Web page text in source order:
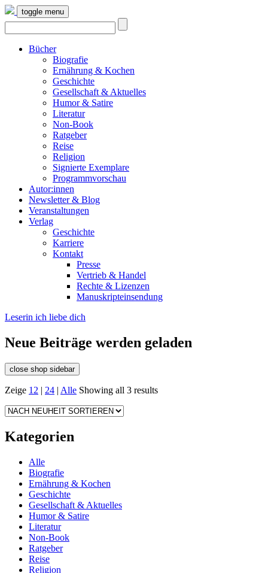
toggle menu
Bücher
Biografie
Ernährung & Kochen
Geschichte
Gesellschaft & Aktuelles
Humor & Satire
Literatur
Non-Book
Ratgeber
Reise
Religion
Signierte Exemplare
Programmvorschau
Autor:innen
Newsletter & Blog
Veranstaltungen
Verlag
Geschichte
Karriere
Kontakt
Presse
Vertrieb & Handel
Rechte & Lizenzen
Manuskripteinsendung
Leserin ich liebe dich
Neue Beiträge werden geladen
close shop sidebar
Zeige 12 | 24 | Alle Showing all 3 results
Kategorien
Alle
Biografie
Ernährung & Kochen
Geschichte
Gesellschaft & Aktuelles
Humor & Satire
Literatur
Non-Book
Ratgeber
Reise
Religion